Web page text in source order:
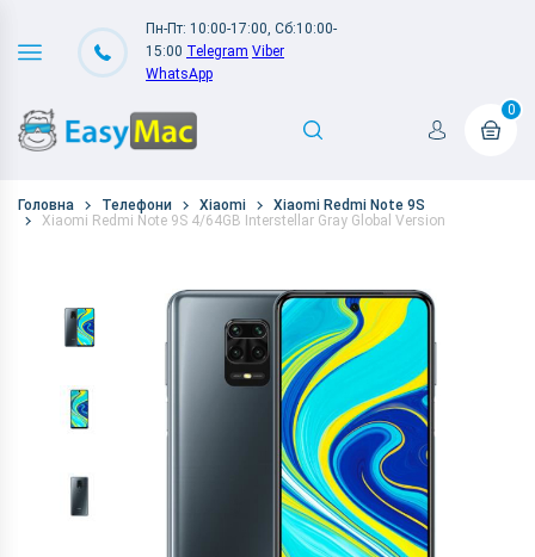
Пн-Пт: 10:00-17:00, Сб:10:00-
15:00 Telegram Viber
WhatsApp
0
Головна Телефони Xiaomi
Xiaomi Redmi Note 9S
Xiaomi Redmi Note 9S 4/64GB Interstellar Gray Global Version